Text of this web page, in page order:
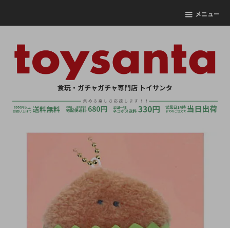
メニュー
食玩・ガチャガチャ専門店 トイサンタ